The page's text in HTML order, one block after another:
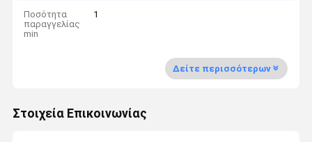
Ποσότητα
παραγγελίας
min
1
Δείτε περισσότερων
Στοιχεία Επικοινωνίας